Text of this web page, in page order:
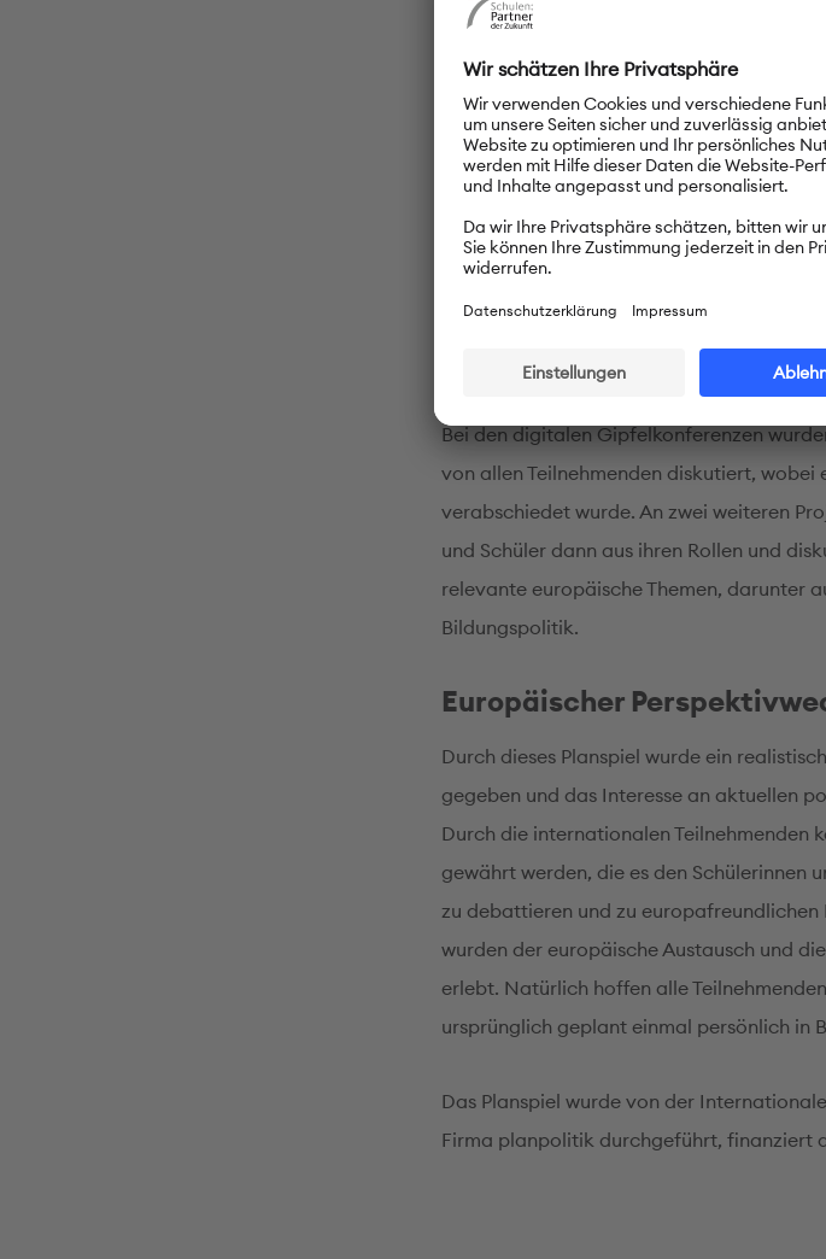
© Auswärtiges Amt
Bei den digitalen Gipfelkonferenzen
von allen Teilnehmenden diskutiert,
verabschiedet wurde. An zwei weiteren
und Schüler dann aus ihren Rollen und
relevante europäische Themen, darunter
Bildungspolitik.
Europäischer
Durch dieses Planspiel wurde ein
gegeben und das Interesse an aktuellen
Durch die internationalen Teilnehmenden
gewährt werden, die es den Schülerinnen
zu debattieren und zu europafreundlichen
wurden der europäische Austausch und
erlebt. Natürlich hoffen alle
ursprünglich geplant einmal persönlich in
Das Planspiel wurde von der
Firma planpolitik durchgeführt, finanziert